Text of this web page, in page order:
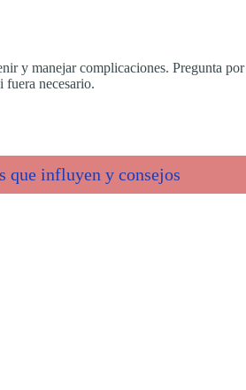
y manejar complicaciones. Pregunta
fuera necesario.
que influyen y consejos